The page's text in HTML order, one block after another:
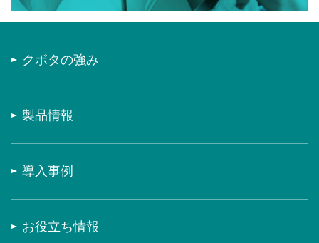
クボタの強み
製品情報
導入事例
お役立ち情報